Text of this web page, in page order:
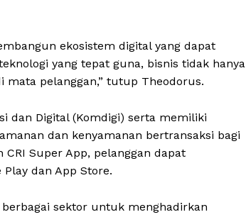
ekosistem digital yang dapat
yang tepat guna, bisnis tidak hanya
pelanggan,” tutup Theodorus.
dan Digital (Komdigi) serta memiliki
dan kenyamanan bertransaksi bagi
Super App, pelanggan dapat
dan App Store.
sektor untuk menghadirkan